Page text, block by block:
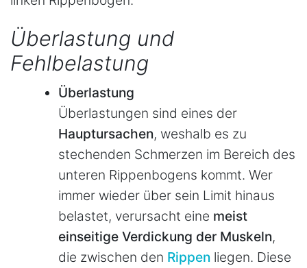
Überlastung und
Fehlbelastung
Überlastung
Überlastungen sind eines der
Hauptursachen, weshalb es zu
stechenden Schmerzen im Bereich des
unteren Rippenbogens kommt. Wer
immer wieder über sein Limit hinaus
belastet, verursacht eine meist
einseitige Verdickung der Muskeln,
die zwischen den Rippen liegen. Diese